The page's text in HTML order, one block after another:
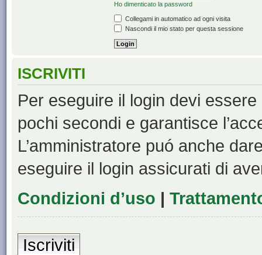
Ho dimenticato la password
Collegami in automatico ad ogni visita
Nascondi il mio stato per questa sessione
ISCRIVITI
Per eseguire il login devi
pochi secondi e garantisce
L’amministratore puó anche
eseguire il login assicurati di
Condizioni d’uso |
Iscriviti